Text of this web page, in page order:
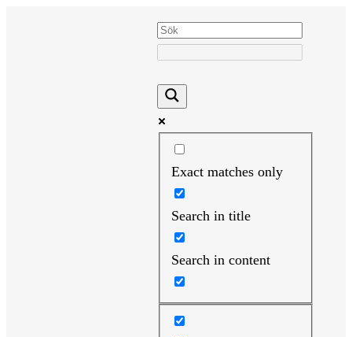
Exact matches only
Search in title
Search in content